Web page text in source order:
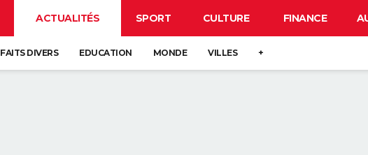
ACTUALITÉS SPORT CULTURE FINANCE
FAITS DIVERS EDUCATION MONDE VILLES +